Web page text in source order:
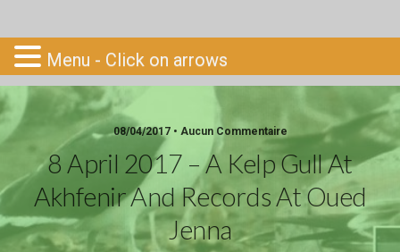
Go-South
08/04/2017 • Aucun Commentaire
8 April 2017 – A Kelp Gull At
Akhfenir And Records At Oued
Jenna
Menu - Click on arrows